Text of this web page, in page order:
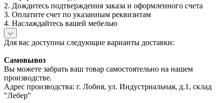
2. Дождитесь подтверждения заказа и оформленного счета
3. Оплатите счет по указанным реквизитам
4. Наслаждайтесь вашей мебелью
Для вас доступны следующие варианты доставки:
Самовывоз
Вы можете забрать ваш товар самостоятельно на нашем
производстве.
Адрес производства: г. Лобня, ул. Индустриальная, д.1, склад
"Лебер"